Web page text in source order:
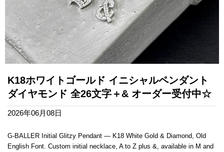
K18ホワイトゴールド イニシャルペンダント
ダイヤモンド 全26文字＋& オーダー受付中☆
2026年06月08日
G-BALLER Initial Glitzy Pendant — K18 White Gold & Diamond, Old
English Font. Custom initial necklace, A to Z plus &, available in M and